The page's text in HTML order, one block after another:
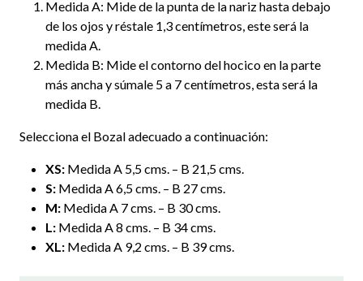
Medida A: Mide de la punta de la nariz hasta debajo
de los ojos y réstale 1,3 centímetros, este será la
medida A.
Medida B: Mide el contorno del hocico en la parte
más ancha y súmale 5 a 7 centímetros, esta será la
medida B.
Selecciona el Bozal adecuado a continuación:
XS: Medida A 5,5 cms. – B 21,5 cms.
S: Medida A 6,5 cms. – B 27 cms.
M: Medida A 7 cms. – B 30 cms.
L: Medida A 8 cms. – B 34 cms.
XL: Medida A 9,2 cms. – B 39 cms.